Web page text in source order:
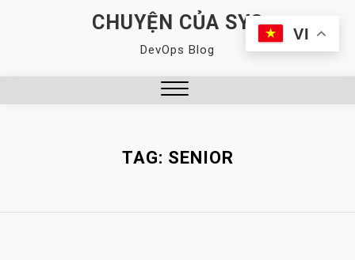
CHUYỆN CỦA SYS
DevOps Blog
TAG: SENIOR
VI